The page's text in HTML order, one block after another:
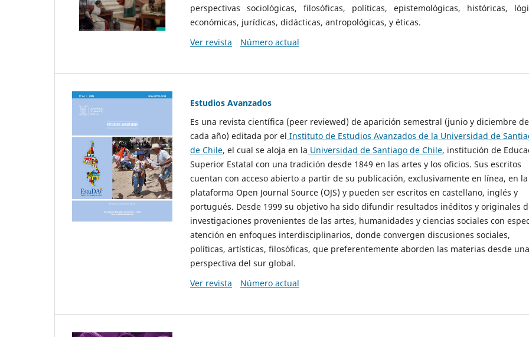
perspectivas sociológicas, filosóficas, políticas, epistemológicas, históricas,
económicas, jurídicas, didácticas, antropológicas, y éticas.
Ver revista
Número actual
Estudios Avanzados
Es una revista científica (peer reviewed) de aparición semestral (junio y diciembre de
cada año) editada por el Instituto de Estudios Avanzados de la Universidad de
de Chile, el cual se aloja en la Universidad de Santiago de Chile, institución de
Superior Estatal con una tradición desde 1849 en las artes y los oficios. Sus escritos
cuentan con acceso abierto a partir de su publicación, exclusivamente en línea, en la
plataforma Open Journal Source (OJS) y pueden ser escritos en castellano, inglés y
portugués. Desde 1999 su objetivo ha sido difundir resultados inéditos y originales
investigaciones provenientes de las artes, humanidades y ciencias sociales con
atención en enfoques interdisciplinarios, donde convergen discusiones sociales,
políticas, artísticas, filosóficas, que preferentemente aborden las materias desde una
perspectiva del sur global.
Ver revista
Número actual